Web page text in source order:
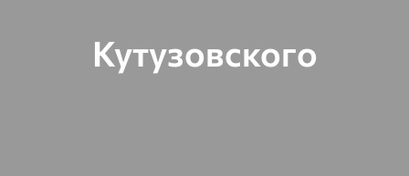
Кутузовского